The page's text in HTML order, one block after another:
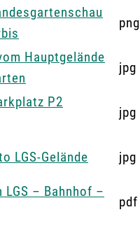
Gärtners
(WC, barrierefrei)png
Hauptgelände
jpg
P2
jpg
LGS-Gelände jpg
– Bahnhof –
pdf